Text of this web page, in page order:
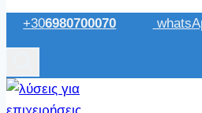
+306980700070